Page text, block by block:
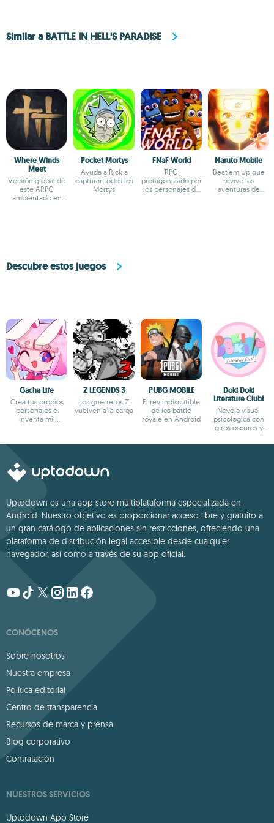
Similar a BATTLE IN HELL'S PARADISE
Where Winds
Meet
Versión global de
este ARPG
ambientado en
Pocket Mortys
Ayuda a Rick a
capturar todos los
Mortys
FNaF World
RPG
protagonizado por
los personajes de
Naruto Mobile
Beat'em Up que
revive las
aventuras de
Descubre estos juegos
Gacha Life
Crea tus propios
personajes e
inventa mil
Z LEGENDS 3
Los guerreros Z
vuelven a la carga
PUBG MOBILE
El rey indiscutible
de los battle
royale en Android
Doki Doki
Literature Club!
Novela visual
psicológica con
giros oscuros y
Uptodown es una app store multiplataforma especializada en
Android. Nuestro objetivo es proporcionar acceso libre y gratuito a
un gran catálogo de aplicaciones sin restricciones, ofreciendo una
plataforma de distribución legal accesible desde cualquier
navegador, así como a través de su app oficial.
CONÓCENOS
Sobre nosotros
Nuestra empresa
Política editorial
Centro de transparencia
Recursos de marca y prensa
Blog corporativo
Contratación
NUESTROS SERVICIOS
Uptodown App Store